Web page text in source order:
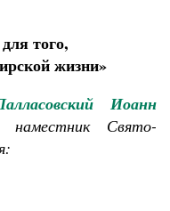
того,
жизни»
Иоанн
Свято-